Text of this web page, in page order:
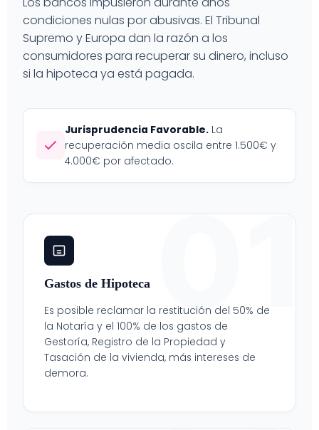
condiciones nulas por abusivas. El Tribunal
Supremo y Europa dan la razón a los
consumidores para recuperar su dinero, incluso
si la hipoteca ya está pagada.
Jurisprudencia Favorable. La
recuperación media oscila entre 1.500€ y
4.000€ por afectado.
01
Gastos de Hipoteca
Es posible reclamar la restitución del 50% de
la Notaría y el 100% de los gastos de
Gestoría, Registro de la Propiedad y
Tasación de la vivienda, más intereses de
demora.